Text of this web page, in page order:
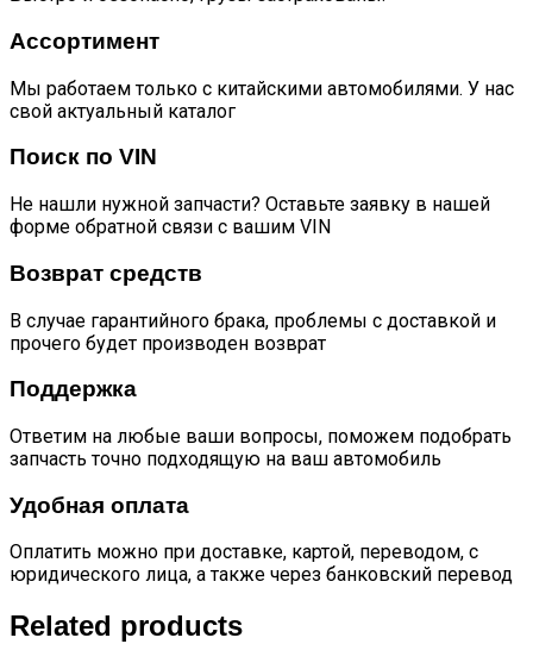
Ассортимент
Мы работаем только с китайскими автомобилями. У нас
свой актуальный каталог
Поиск по VIN
Не нашли нужной запчасти? Оставьте заявку в нашей
форме обратной связи с вашим VIN
Возврат средств
В случае гарантийного брака, проблемы с доставкой и
прочего будет производен возврат
Поддержка
Ответим на любые ваши вопросы, поможем подобрать
запчасть точно подходящую на ваш автомобиль
Удобная оплата
Оплатить можно при доставке, картой, переводом, с
юридического лица, а также через банковский перевод
Related products